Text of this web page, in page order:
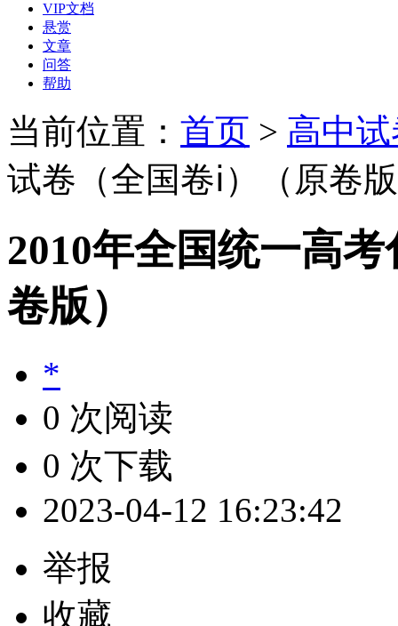
VIP文档
悬赏
文章
问答
帮助
当前位置： 首页 > 高中
试卷（全国卷ⅰ）（原卷
2010年全国统一高
卷版）
*
0 次阅读
0 次下载
2023-04-12 16:23:42
举报
收藏